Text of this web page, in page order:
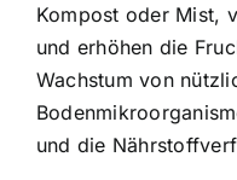
Kompost oder Mist,
und erhöhen die
Wachstum von
und die